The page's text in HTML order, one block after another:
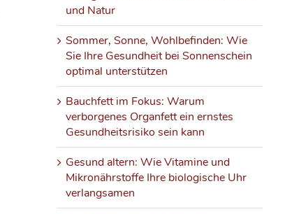
und Natur
Sommer, Sonne, Wohlbefinden: Wie
Sie Ihre Gesundheit bei Sonnenschein
optimal unterstützen
Bauchfett im Fokus: Warum
verborgenes Organfett ein ernstes
Gesundheitsrisiko sein kann
Gesund altern: Wie Vitamine und
Mikronährstoffe Ihre biologische Uhr
verlangsamen